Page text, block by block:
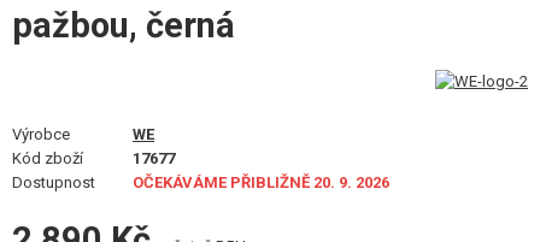
POŠKOZENÉ, POUŽITÉ ZBOŽÍ
SLEVY, AKCE
KONTAKT
pažbou, černá
Výrobce
WE
Kód zboží
17677
Dostupnost
OČEKÁVÁME PŘIBLIŽNĚ 20. 9. 2026